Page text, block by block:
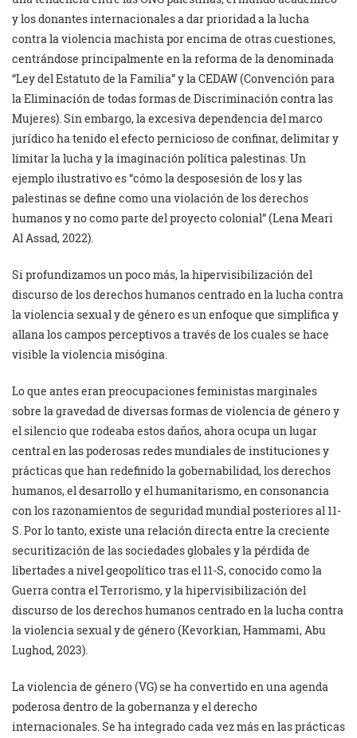
y los donantes internacionales a dar prioridad a la lucha
contra la violencia machista por encima de otras cuestiones,
centrándose principalmente en la reforma de la denominada
“Ley del Estatuto de la Familia” y la CEDAW (Convención para
la Eliminación de todas formas de Discriminación contra las
Mujeres). Sin embargo, la excesiva dependencia del marco
jurídico ha tenido el efecto pernicioso de confinar, delimitar y
limitar la lucha y la imaginación política palestinas. Un
ejemplo ilustrativo es “cómo la desposesión de los y las
palestinas se define como una violación de los derechos
humanos y no como parte del proyecto colonial” (Lena Meari
Al Assad, 2022).
Si profundizamos un poco más, la hipervisibilización del
discurso de los derechos humanos centrado en la lucha contra
la violencia sexual y de género es un enfoque que simplifica y
allana los campos perceptivos a través de los cuales se hace
visible la violencia misógina.
Lo que antes eran preocupaciones feministas marginales
sobre la gravedad de diversas formas de violencia de género y
el silencio que rodeaba estos daños, ahora ocupa un lugar
central en las poderosas redes mundiales de instituciones y
prácticas que han redefinido la gobernabilidad, los derechos
humanos, el desarrollo y el humanitarismo, en consonancia
con los razonamientos de seguridad mundial posteriores al 11-
S. Por lo tanto, existe una relación directa entre la creciente
securitización de las sociedades globales y la pérdida de
libertades a nivel geopolítico tras el 11-S, conocido como la
Guerra contra el Terrorismo, y la hipervisibilización del
discurso de los derechos humanos centrado en la lucha contra
la violencia sexual y de género (Kevorkian, Hammami, Abu
Lughod, 2023).
La violencia de género (VG) se ha convertido en una agenda
poderosa dentro de la gobernanza y el derecho
internacionales. Se ha integrado cada vez más en las prácticas